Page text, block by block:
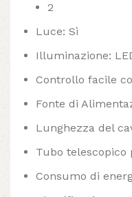
2
Luce: Sì
Illuminazione:
Controllo facile
Fonte di
Lunghezza del
Tubo telescopico
Consumo di